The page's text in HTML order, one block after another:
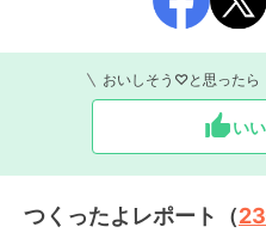
おいしそう♡と思ったら
い
つくったよレポート（23